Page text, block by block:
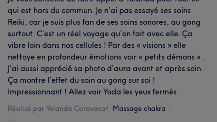
qui est hors du commun. Je n’ai pas essayé ses soins
Reiki, car je suis plus fan de ses soins sonores, au gong
surtout. C’est un réel voyage qu’on fait avec elle. Ça
vibre loin dans nos cellules ! Par des « visions » elle
nettoye en profondeur émotions voir « petits démons » .
J’ai aussi apprécié sa photo d’aura avant et après soin.
Ça montre l’effet du soin au gong sur soi !
Impressionnant ! Allez voir Yoda les yeux fermés
Réalisé par Yolanda Caravaca• Massage chakra